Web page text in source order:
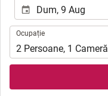
Ocupație
Ocupație
2 Persoane, 1 Cameră